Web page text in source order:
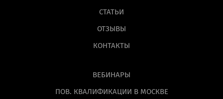
СТАТЬИ
ОТЗЫВЫ
КОНТАКТЫ
ВЕБИНАРЫ
ПОВ. КВАЛИФИКАЦИИ В МОСКВЕ